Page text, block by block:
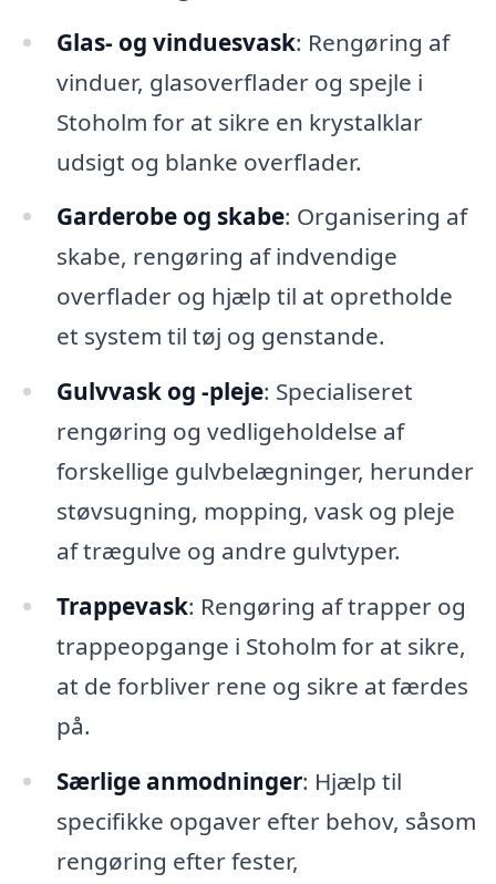
Glas- og vinduesvask: Rengøring af
vinduer, glasoverflader og spejle i
Stoholm for at sikre en krystalklar
udsigt og blanke overflader.
Garderobe og skabe: Organisering af
skabe, rengøring af indvendige
overflader og hjælp til at opretholde
et system til tøj og genstande.
Gulvvask og -pleje: Specialiseret
rengøring og vedligeholdelse af
forskellige gulvbelægninger, herunder
støvsugning, mopping, vask og pleje
af trægulve og andre gulvtyper.
Trappevask: Rengøring af trapper og
trappeopgange i Stoholm for at sikre,
at de forbliver rene og sikre at færdes
på.
Særlige anmodninger: Hjælp til
specifikke opgaver efter behov, såsom
rengøring efter fester,